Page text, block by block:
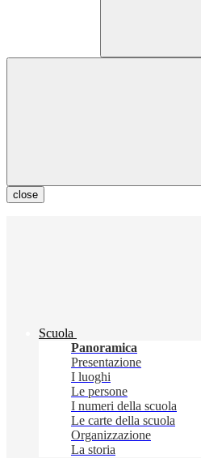
close
Scuola
Panoramica
Presentazione
I luoghi
Le persone
I numeri della scuola
Le carte della scuola
Organizzazione
La storia